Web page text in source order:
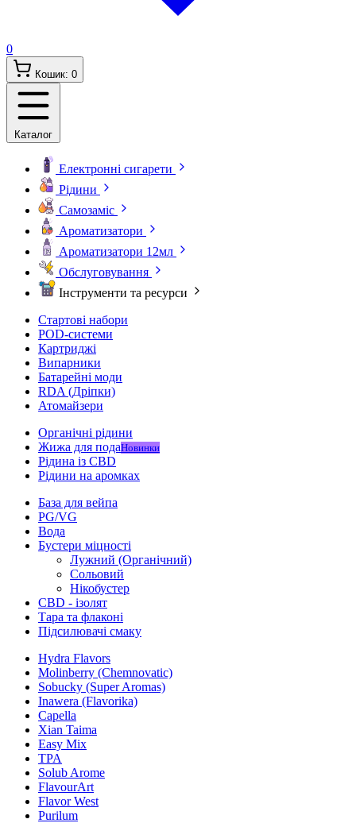
0
Кошик: 0
Каталог
Електронні сигарети
Рідини
Самозаміс
Ароматизатори
Ароматизатори 12мл
Обслуговування
Інструменти та ресурси
Стартові набори
POD-системи
Картриджі
Випарники
Батарейні моди
RDA (Дріпки)
Атомайзери
Органічні рідини
Жижа для подаНовинки
Рідина із CBD
Рідини на аромках
База для вейпа
PG/VG
Вода
Бустери міцності
Лужний (Органічний)
Сольовий
Нікобустер
CBD - ізолят
Тара та флаконі
Підсилювачі смаку
Hydra Flavors
Molinberry (Chemnovatic)
Sobucky (Super Aromas)
Inawera (Flavorika)
Capella
Xian Taima
Easy Mix
TPA
Solub Arome
FlavourArt
Flavor West
Purilum